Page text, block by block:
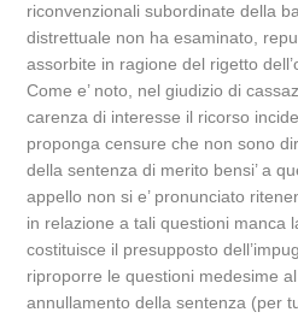
riconvenzionali subordinate della
distrettuale non ha esaminato,
assorbite in ragione del rigetto
Come e’ noto, nel giudizio di
carenza di interesse il ricorso
proponga censure che non sono
della sentenza di merito bensi’ a
appello non si e’ pronunciato
in relazione a tali questioni manca
costituisce il presupposto
riproporre le questioni medesime
annullamento della sentenza (per